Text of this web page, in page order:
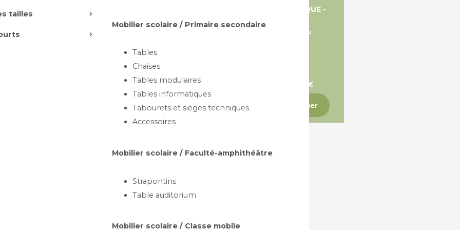
tailles
Mobilier scolaire / Primaire secondaire
Tables
Chaises
Tables modulaires
Tables informatiques
Tabourets et sièges techniques
Accessoires
Mobilier scolaire / Faculté-amphithéâtre
Strapontins
Table auditorium
Mobilier scolaire / Classe mobile
TECHNIQUE
CPPU HL
Vérins - roulettes
TABOURET TECHNIQUE -
Roulettes et vérin à gaz
A partir de 140,59 €
Ajouter au panier